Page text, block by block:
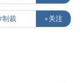
制裁 +关注